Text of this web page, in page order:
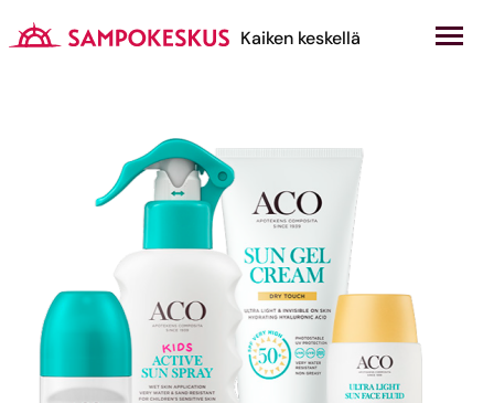
sisältöön
Kauppakeskus Sampokeskus
Kaiken keskellä